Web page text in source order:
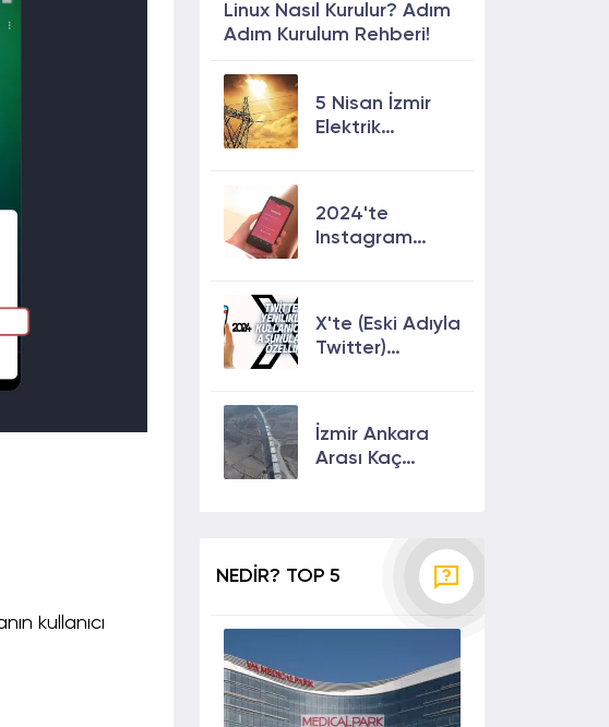
kullanıcı
Linux Nasıl Kurulur? Adım
Adım Kurulum Rehberi!
5 Nisan İzmir
Elektrik
2024'te
Instagram
Etkili Yolları!
X'te (Eski Adıyla
Twitter)
Sunulan Son
Özellikler 2024
İzmir Ankara
Arası Kaç
NEDİR? TOP 5